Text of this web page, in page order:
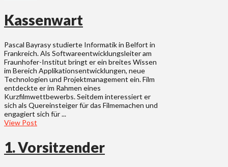
Kassenwart
Pascal Bayrasy studierte Informatik in Belfort in
Frankreich. Als Softwareentwicklungsleiter am
Fraunhofer-Institut bringt er ein breites Wissen
im Bereich Applikationsentwicklungen, neue
Technologien und Projektmanagement ein. Film
entdeckte er im Rahmen eines
Kurzfilmwettbewerbs. Seitdem interessiert er
sich als Quereinsteiger für das Filmemachen und
engagiert sich für ...
View Post
1. Vorsitzender